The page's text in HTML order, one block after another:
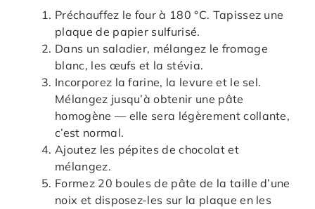
Préchauffez le four à 180 °C. Tapissez une
plaque de papier sulfurisé.
Dans un saladier, mélangez le fromage
blanc, les œufs et la stévia.
Incorporez la farine, la levure et le sel.
Mélangez jusqu’à obtenir une pâte
homogène — elle sera légèrement collante,
c’est normal.
Ajoutez les pépites de chocolat et
mélangez.
Formez 20 boules de pâte de la taille d’une
noix et disposez-les sur la plaque en les